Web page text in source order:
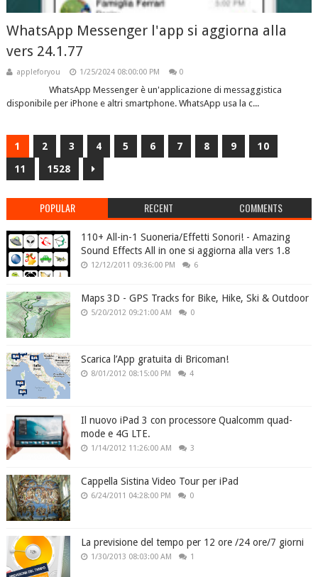
WhatsApp Messenger l'app si aggiorna alla
vers 24.1.77
appleforyou 1/25/2024 08:00:00 PM 0
WhatsApp Messenger è un'applicazione di messaggistica
disponibile per iPhone e altri smartphone. WhatsApp usa la c...
1 2 3 4 5 6 7 8 9
10
11
1528
POPULAR RECENT COMMENTS
110+ All-in-1 Suoneria/Effetti Sonori! - Amazing
Sound Effects All in one si aggiorna alla vers 1.8
12/12/2011 09:36:00 PM 6
Maps 3D - GPS Tracks for Bike, Hike, Ski & Outdoor
5/20/2012 09:21:00 AM 0
Scarica l’App gratuita di Bricoman!
8/01/2012 08:15:00 PM 4
Il nuovo iPad 3 con processore Qualcomm quad-
mode e 4G LTE.
1/14/2012 11:26:00 AM 3
Cappella Sistina Video Tour per iPad
6/24/2011 04:28:00 PM 0
La previsione del tempo per 12 ore /24 ore/7 giorni
1/30/2013 08:03:00 AM 1